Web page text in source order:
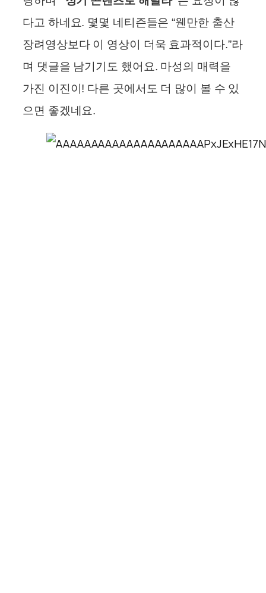
다고 하네요. 몇몇 네티즌들은 “웬만한 출산
장려영상보다 이 영상이 더욱 효과적이다.”라
며 댓글을 남기기도 했어요. 마성의 매력을
가진 이진이! 다른 곳에서도 더 많이 볼 수 있
으면 좋겠네요.